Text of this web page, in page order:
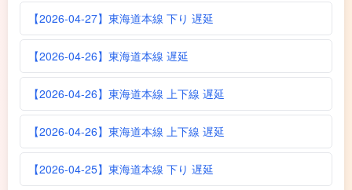
【2026-04-27】東海道本線 下り 遅延
【2026-04-26】東海道本線 遅延
【2026-04-26】東海道本線 上下線 遅延
【2026-04-26】東海道本線 上下線 遅延
【2026-04-25】東海道本線 下り 遅延